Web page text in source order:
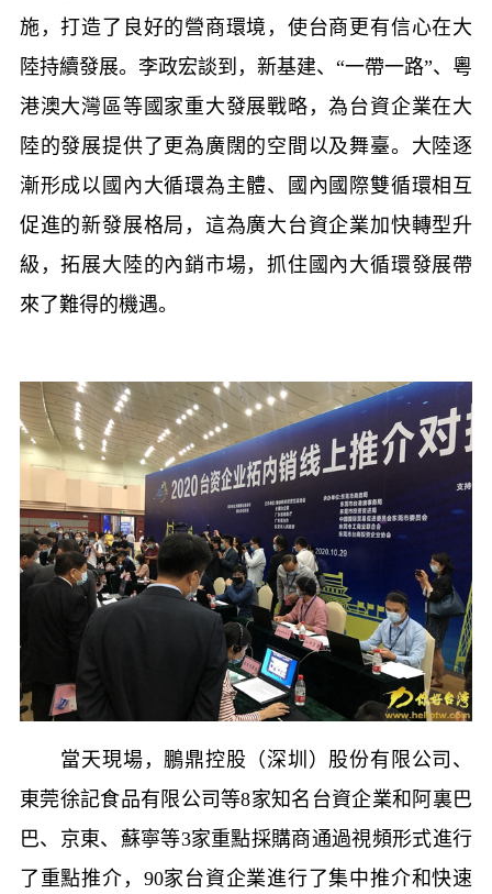
施，打造了良好的營商環境，使台商更有信心在大
陸持續發展。李政宏談到，新基建、“一帶一路”、粵
港澳大灣區等國家重大發展戰略，為台資企業在大
陸的發展提供了更為廣闊的空間以及舞臺。大陸逐
漸形成以國內大循環為主體、國內國際雙循環相互
促進的新發展格局，這為廣大台資企業加快轉型升
級，拓展大陸的內銷市場，抓住國內大循環發展帶
來了難得的機遇。
當天現場，鵬鼎控股（深圳）股份有限公司、
東莞徐記食品有限公司等8家知名台資企業和阿裏巴
巴、京東、蘇寧等3家重點採購商通過視頻形式進行
了重點推介， 90家台資企業進行了集中推介和快速